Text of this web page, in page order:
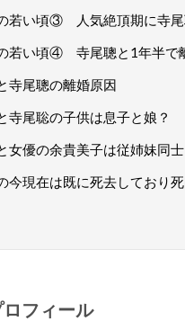
若い頃③ 人気絶頂期に寺尾
若い頃④ 寺尾聰と1年半で
寺尾聰の離婚原因
寺尾聡の子供は息子と娘？
女優の余貴美子は従姉妹同士
今現在は既に死去しており
フィール